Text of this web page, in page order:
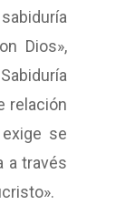
Dios»,
relación
se
a través